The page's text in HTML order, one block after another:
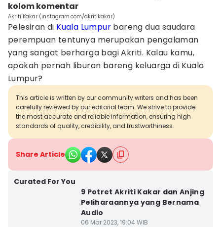
kolom komentar
Akriti Kakar (instagram.com/akritikakar)
Pelesiran di Kuala Lumpur bareng dua saudara
perempuan tentunya merupakan pengalaman
yang sangat berharga bagi Akriti. Kalau kamu,
apakah pernah liburan bareng keluarga di Kuala
Lumpur?
This article is written by our community writers and has been
carefully reviewed by our editorial team. We strive to provide
the most accurate and reliable information, ensuring high
standards of quality, credibility, and trustworthiness.
Share Article
Curated For You
9 Potret Akriti Kakar dan Anjing
Peliharaannya yang Bernama
Audio
06 Mar 2023, 19:04 WIB